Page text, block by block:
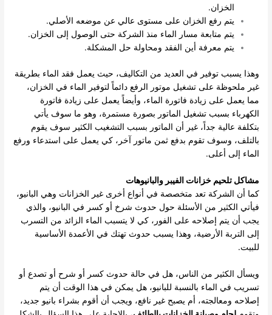
الخزان.
يتم رفع الخزان على مستوى عالي عن موضعه الأصلي.
يتم متابعة مسار الماء منذ الشركة حتى الوصول إلى الخزان.
يتم معرفة أين الفقد ومحاولة حل المشكلة.
وهذا يسبب توفير في العديد من التكاليف، حيث يعمل فقد الماء بطريقة
غير ملحوظة على تشغيل موتور الرفع دائماً لتوفير الماء في الخزان،
مما يعمل على زيادة فاتورة الماء، وأيضاً يعمل على زيادة فاتورة
الكهرباء بسبب تشغيل الماتور بصورة مستمرة، وهو ما سوف يأتي
بتكلفة عالية جداً، غير أن الماتور بسبب التشغيب الكثير سوف يقوم
بالتلف، وسوف تقوم بدفع ثمن ماتور آخر، كي يعمل على استدعاء ورفع
الماء إلى أعلى.
مشاكل تلحيم خزانات الفيبر والبانيوهات
كما أن الشركة تعد متخصصة في أنواع أخرى غير الخزانات وهي البانيو،
فيأتي الكثير من الأسئلة حول حدوث شرخ أو كسر في البانيو، والذي
يجب أن يتم إصلاحه على الفور، كي لا يتسبب الماء الزائد من التسرب
إلى التربة الأرضية، وهذا يسبب حدوث تهتك في الأعمدة الأساسية
للبيت.
ويسأل الكثير من الناس، هل في حالة حدوث كسر أو شرح أو تصدع أو
تسريب في الماء بالنسبة للبانيو، هل يمكن في هذا الوقت أن يتم
إصلاحه ومعالجته، أم يصبح غير نافع، ويجب أن أقوم بشراء بانيو جديد،